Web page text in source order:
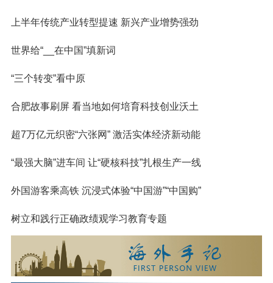
上半年传统产业转型提速 新兴产业增势强劲
世界给“__在中国”填新词
“三个转变”看中原
合肥故事刷屏 看当地如何培育科技创业沃土
超7万亿元织密“六张网” 激活实体经济新动能
“最强大脑”进车间 让“硬核科技”扎根生产一线
外国游客乘高铁 沉浸式体验“中国游”“中国购”
树立和践行正确政绩观学习教育专题